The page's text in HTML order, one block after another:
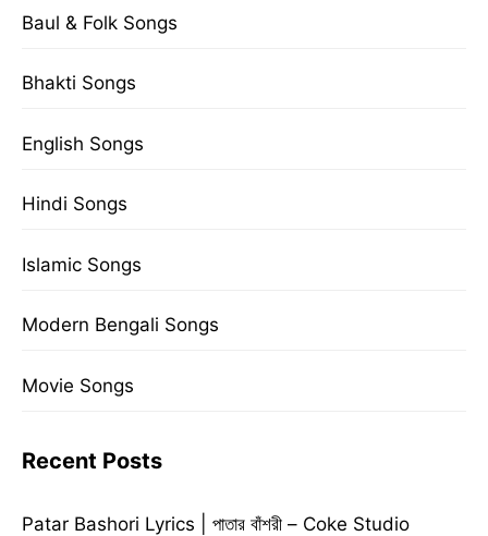
Baul & Folk Songs
Bhakti Songs
English Songs
Hindi Songs
Islamic Songs
Modern Bengali Songs
Movie Songs
Recent Posts
Patar Bashori Lyrics | পাতার বাঁশরী – Coke Studio